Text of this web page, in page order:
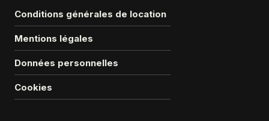
Conditions générales de location
Mentions légales
Données personnelles
Cookies